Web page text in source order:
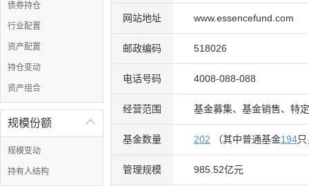
债券持仓
行业配置
资产配置
持仓变动
资产组合

规模份额
规模变动
持有人结构
网站地址 www.essencefund.com
邮政编码 518026
电话号码 4008-088-088
经营范围 基金募集、基金销售、特
基金数量 202 （其中普通基金194
管理规模 985.52亿元